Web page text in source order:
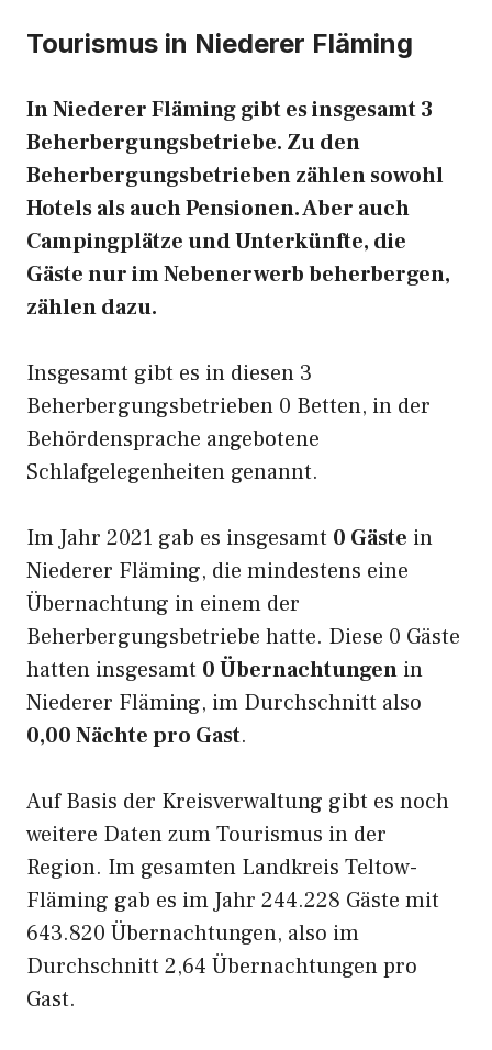
Tourismus in Niederer Fläming
In Niederer Fläming gibt es insgesamt 3
Beherbergungsbetriebe. Zu den
Beherbergungsbetrieben zählen sowohl
Hotels als auch Pensionen. Aber auch
Campingplätze und Unterkünfte, die
Gäste nur im Nebenerwerb beherbergen,
zählen dazu.
Insgesamt gibt es in diesen 3
Beherbergungsbetrieben 0 Betten, in der
Behördensprache angebotene
Schlafgelegenheiten genannt.
Im Jahr 2021 gab es insgesamt 0 Gäste in
Niederer Fläming, die mindestens eine
Übernachtung in einem der
Beherbergungsbetriebe hatte. Diese 0 Gäste
hatten insgesamt 0 Übernachtungen in
Niederer Fläming, im Durchschnitt also
0,00 Nächte pro Gast.
Auf Basis der Kreisverwaltung gibt es noch
weitere Daten zum Tourismus in der
Region. Im gesamten Landkreis Teltow-
Fläming gab es im Jahr 244.228 Gäste mit
643.820 Übernachtungen, also im
Durchschnitt 2,64 Übernachtungen pro
Gast.